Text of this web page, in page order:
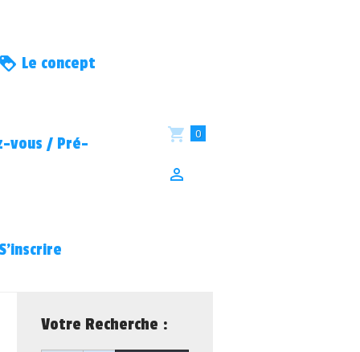
Le concept
vous / Pré-
0
Votre Recherche :